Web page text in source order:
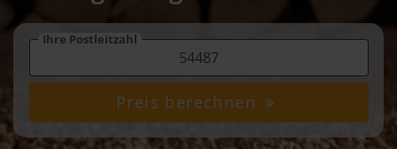
Ihre Postleitzahl
Preis berechnen